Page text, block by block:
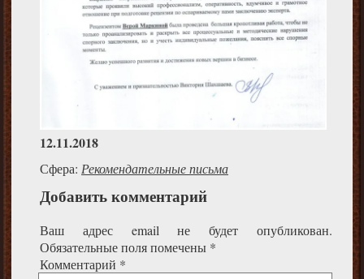
12.11.2018
Сфера: Рекомендательные письма
Добавить комментарий
Ваш адрес email не будет опубликован.
Обязательные поля помечены *
Комментарий *